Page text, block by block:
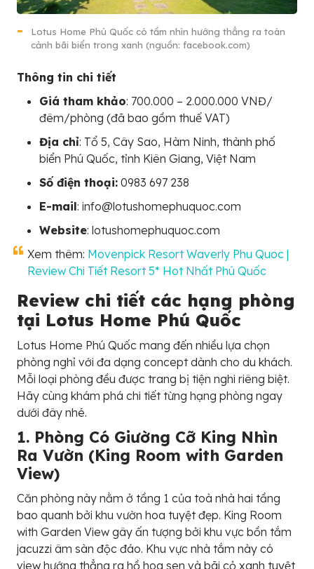
Lotus Home Phú Quốc có tầm nhìn hướng thẳng ra toàn
cảnh bãi biển trong xanh (nguồn: facebook.com)
Thông tin chi tiết
Giá tham khảo: 700.000 – 2.000.000 VNĐ/
đêm/phòng (đã bao gồm thuế VAT)
Địa chỉ: Tổ 5, Cây Sao, Hàm Ninh, thành phố
biển Phú Quốc, tỉnh Kiên Giang, Việt Nam
Số điện thoại: 0983 697 238
E-mail: info@lotushomephuquoc.com
Website: lotushomephuquoc.com
Xem thêm: Movenpick Resort Waverly Phu Quoc |
Review Chi Tiết Resort 5* Hot Nhất Phú Quốc
Review chi tiết các hạng phòng
tại Lotus Home Phú Quốc
Lotus Home Phú Quốc mang đến nhiều lựa chọn
phòng nghỉ với đa dạng concept dành cho du khách.
Mỗi loại phòng đều được trang bị tiện nghi riêng biệt.
Hãy cùng khám phá chi tiết từng hạng phòng ngay
dưới đây nhé.
1. Phòng Có Giường Cỡ King Nhìn
Ra Vườn (King Room with Garden
View)
Căn phòng này nằm ở tầng 1 của toà nhà hai tầng
bao quanh bởi khu vườn hoa tuyệt đẹp. King Room
with Garden View gây ấn tượng bởi khu vực bồn tắm
jacuzzi âm sàn độc đáo. Khu vực nhà tắm này có
view hướng thẳng ra hồ hoa sen và bãi cỏ xanh tuyệt